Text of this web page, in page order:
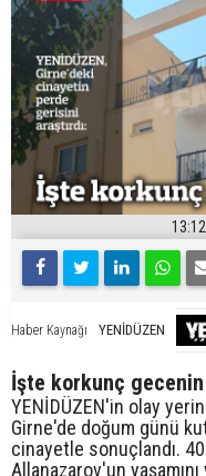
13:12
Haber Kaynağı YENİDÜZEN
İşte korkunç
YENİDÜZEN'in olay
Girne'de doğum günü
cinayetle sonuçlandı.
Allanazarov'un